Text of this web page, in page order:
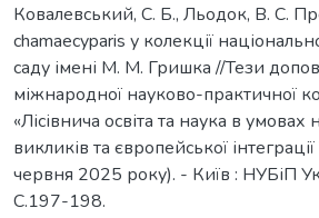
Ковалевський, С. Б., Льодок, В. С.
chamaecyparis у колекції
саду імені М. М. Гришка //Тези
міжнародної науково-практичної
«Лісівнича освіта та наука в умовах
викликів та європейської
червня 2025 року). - Київ : НУБіП
С.197-198.